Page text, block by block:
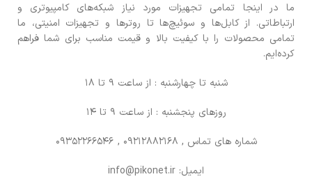
ما در اینجا تمامی تجهیزات مورد نیاز شبکه‌های کامپیوتری و
ارتباطاتی. از کابل‌ها و سوئیچ‌ها تا روترها و تجهیزات امنیتی، ما
تمامی محصولات را با کیفیت بالا و قیمت مناسب برای شما فراهم
کرده‌ایم.
شنبه تا چهارشنبه : از ساعت 9 تا 18
روزهای پنجشنبه : از ساعت 9 تا 14
شماره های تماس , 09212882168 , 09352266546
ایمیل: info@pikonet.ir